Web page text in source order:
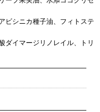
ビシニカ種子油、フィトステ
ダイマージリノレイル、トリ